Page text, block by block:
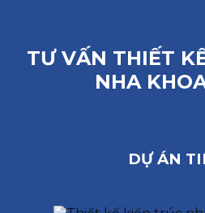
TƯ VẤN THIẾT
NHA
DỰ ÁN